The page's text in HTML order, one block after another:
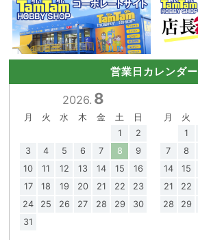
営業日カレンダー
2026. 8
月 火 水 木 金 土
日
1
2
3
4 5 6 7 8
9
10
11 12 13 14 15
16
17
18 19 20 21 22
23
24
25 26 27 28 29
30
31
月 火
1
7
8
14
15
21
22
28
29